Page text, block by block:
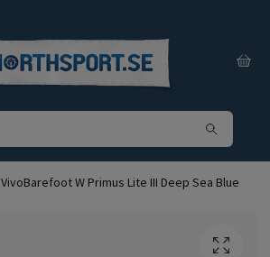
VivoBarefoot W Primus Lite III Deep Sea Blue